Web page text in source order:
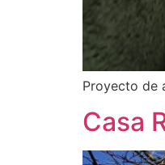
Proyecto de
Casa